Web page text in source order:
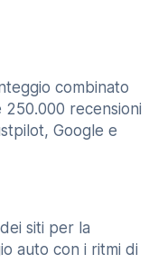
combinato
recensioni
Google e
siti per la
auto con i ritmi di